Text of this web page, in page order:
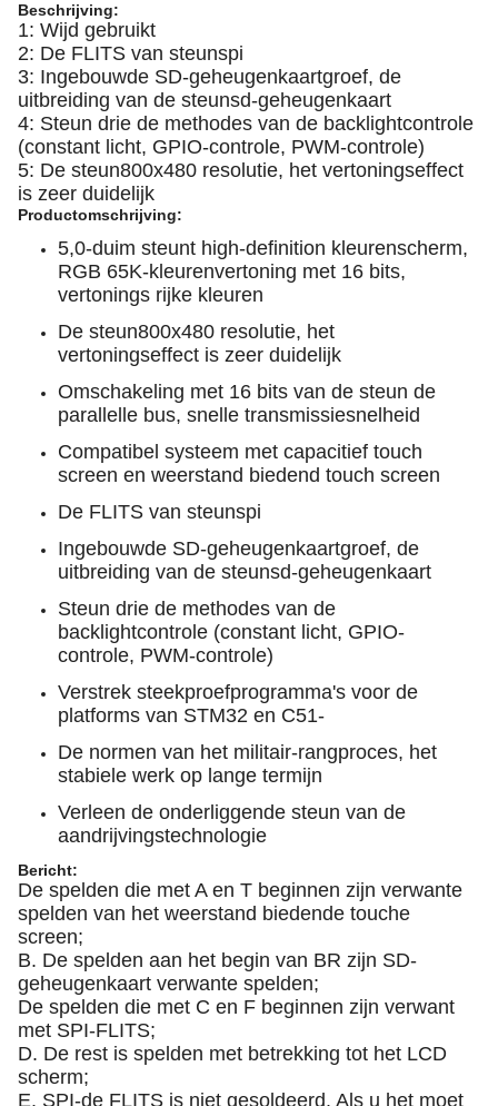
Beschrijving:
1: Wijd gebruikt
2: De FLITS van steunspi
3: Ingebouwde SD-geheugenkaartgroef, de
uitbreiding van de steunsd-geheugenkaart
4: Steun drie de methodes van de backlightcontrole
(constant licht, GPIO-controle, PWM-controle)
5: De steun800x480 resolutie, het vertoningseffect
is zeer duidelijk
Productomschrijving:
5,0-duim steunt high-definition kleurenscherm,
RGB 65K-kleurenvertoning met 16 bits,
vertonings rijke kleuren
De steun800x480 resolutie, het
vertoningseffect is zeer duidelijk
Omschakeling met 16 bits van de steun de
parallelle bus, snelle transmissiesnelheid
Compatibel systeem met capacitief touch
screen en weerstand biedend touch screen
De FLITS van steunspi
Ingebouwde SD-geheugenkaartgroef, de
uitbreiding van de steunsd-geheugenkaart
Steun drie de methodes van de
backlightcontrole (constant licht, GPIO-
controle, PWM-controle)
Verstrek steekproefprogramma's voor de
platforms van STM32 en C51-
De normen van het militair-rangproces, het
stabiele werk op lange termijn
Verleen de onderliggende steun van de
aandrijvingstechnologie
Bericht:
De spelden die met A en T beginnen zijn verwante
spelden van het weerstand biedende touche
screen;
B. De spelden aan het begin van BR zijn SD-
geheugenkaart verwante spelden;
De spelden die met C en F beginnen zijn verwant
met SPI-FLITS;
D. De rest is spelden met betrekking tot het LCD
scherm;
E. SPI-de FLITS is niet gesoldeerd. Als u het moet